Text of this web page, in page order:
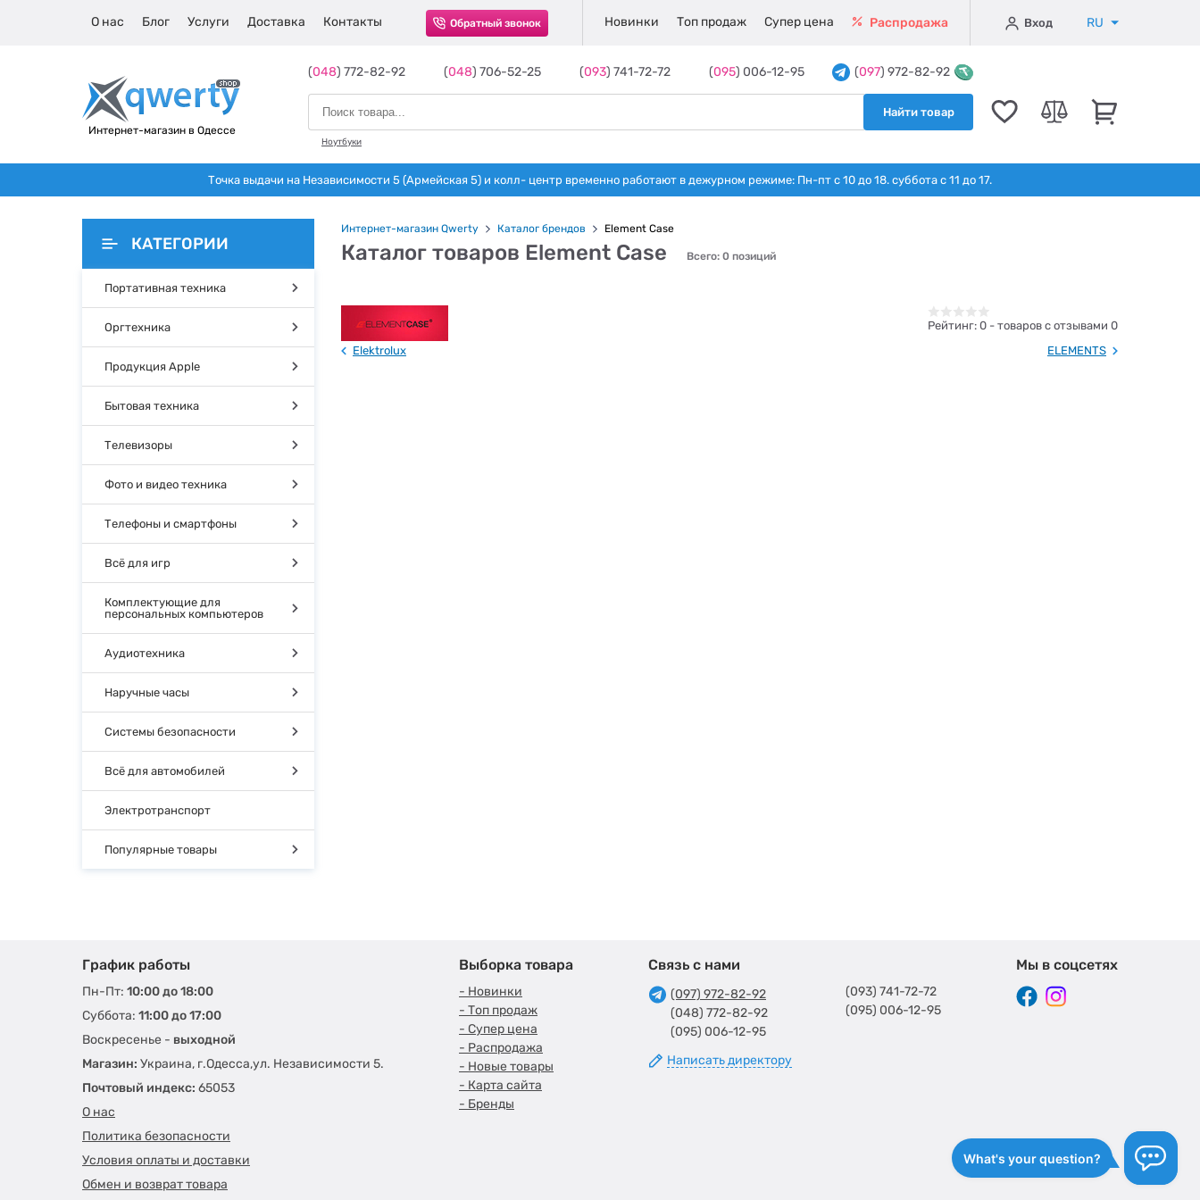
О нас Блог Услуги Доставка Контакты Обратный звонок Новинки Топ продаж Супер цена Распродажа Вход RU
Интернет-магазин в Одессе
(048) 772-82-92 (048) 706-52-25 (093) 741-72-72 (095) 006-12-95 (097) 972-82-92
Найти товар
Ноутбуки
Точка выдачи на Независимости 5 (Армейская 5) и колл- центр временно работают в дежурном режиме: Пн-пт с 10 до 18. суббота с 11 до 17.
КАТЕГОРИИ
Портативная техника
Оргтехника
Продукция Apple
Бытовая техника
Телевизоры
Фото и видео техника
Телефоны и смартфоны
Всё для игр
Комплектующие для
персональных компьютеров
Аудиотехника
Наручные часы
Системы безопасности
Всё для автомобилей
Электротранспорт
Популярные товары
Интернет-магазин Qwerty Каталог брендов Element Case
Каталог товаров Element Case Всего: 0 позиций
Рейтинг: 0 - товаров с отзывами 0
Elektrolux
ELEMENTS
График работы
Пн-Пт: 10:00 до 18:00
Суббота: 11:00 до 17:00
Воскресенье - выходной
Магазин: Украина, г.Одесса,ул. Независимости 5.
Почтовый индекс: 65053
О нас
Политика безопасности
Условия оплаты и доставки
Обмен и возврат товара
Выборка товара
- Новинки
- Топ продаж
- Супер цена
- Распродажа
- Новые товары
- Карта сайта
- Бренды
Связь с нами
(097) 972-82-92
(048) 772-82-92
(095) 006-12-95
Написать директору
(093) 741-72-72
(095) 006-12-95
Мы в соцсетях